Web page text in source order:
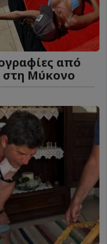
από
στη Μύκονο